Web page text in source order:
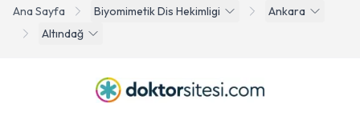
Ana Sayfa Biyomimetik Dis Hekimligi
Ankara
Altındağ